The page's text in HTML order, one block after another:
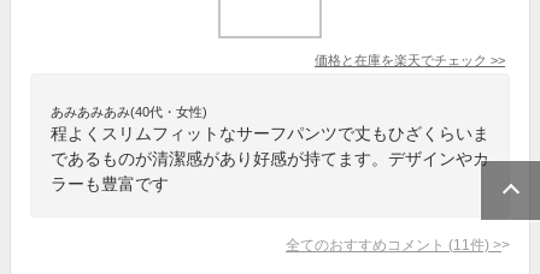
価格と在庫を楽天でチェック >>
あみあみあみ(40代・女性)
程よくスリムフィットなサーフパンツで丈もひざくらいま
であるものが清潔感があり好感が持てます。デザインやカ
ラーも豊富です
全てのおすすめコメント (11 件) >